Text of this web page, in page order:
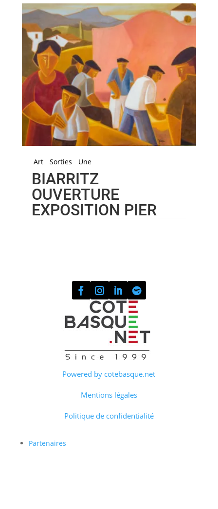
Art Sorties Une
BIARRITZ
OUVERTURE
EXPOSITION PIER
Powered by cotebasque.net
Mentions légales
Politique de confidentialité
Partenaires